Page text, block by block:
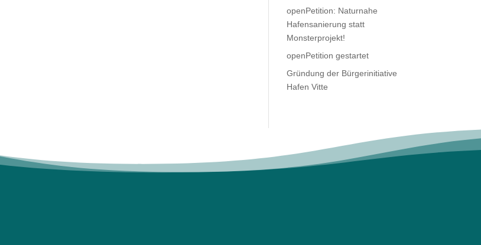
openPetition: Naturnahe
Hafensanierung statt
Monsterprojekt!
openPetition gestartet
Gründung der Bürgerinitiative
Hafen Vitte